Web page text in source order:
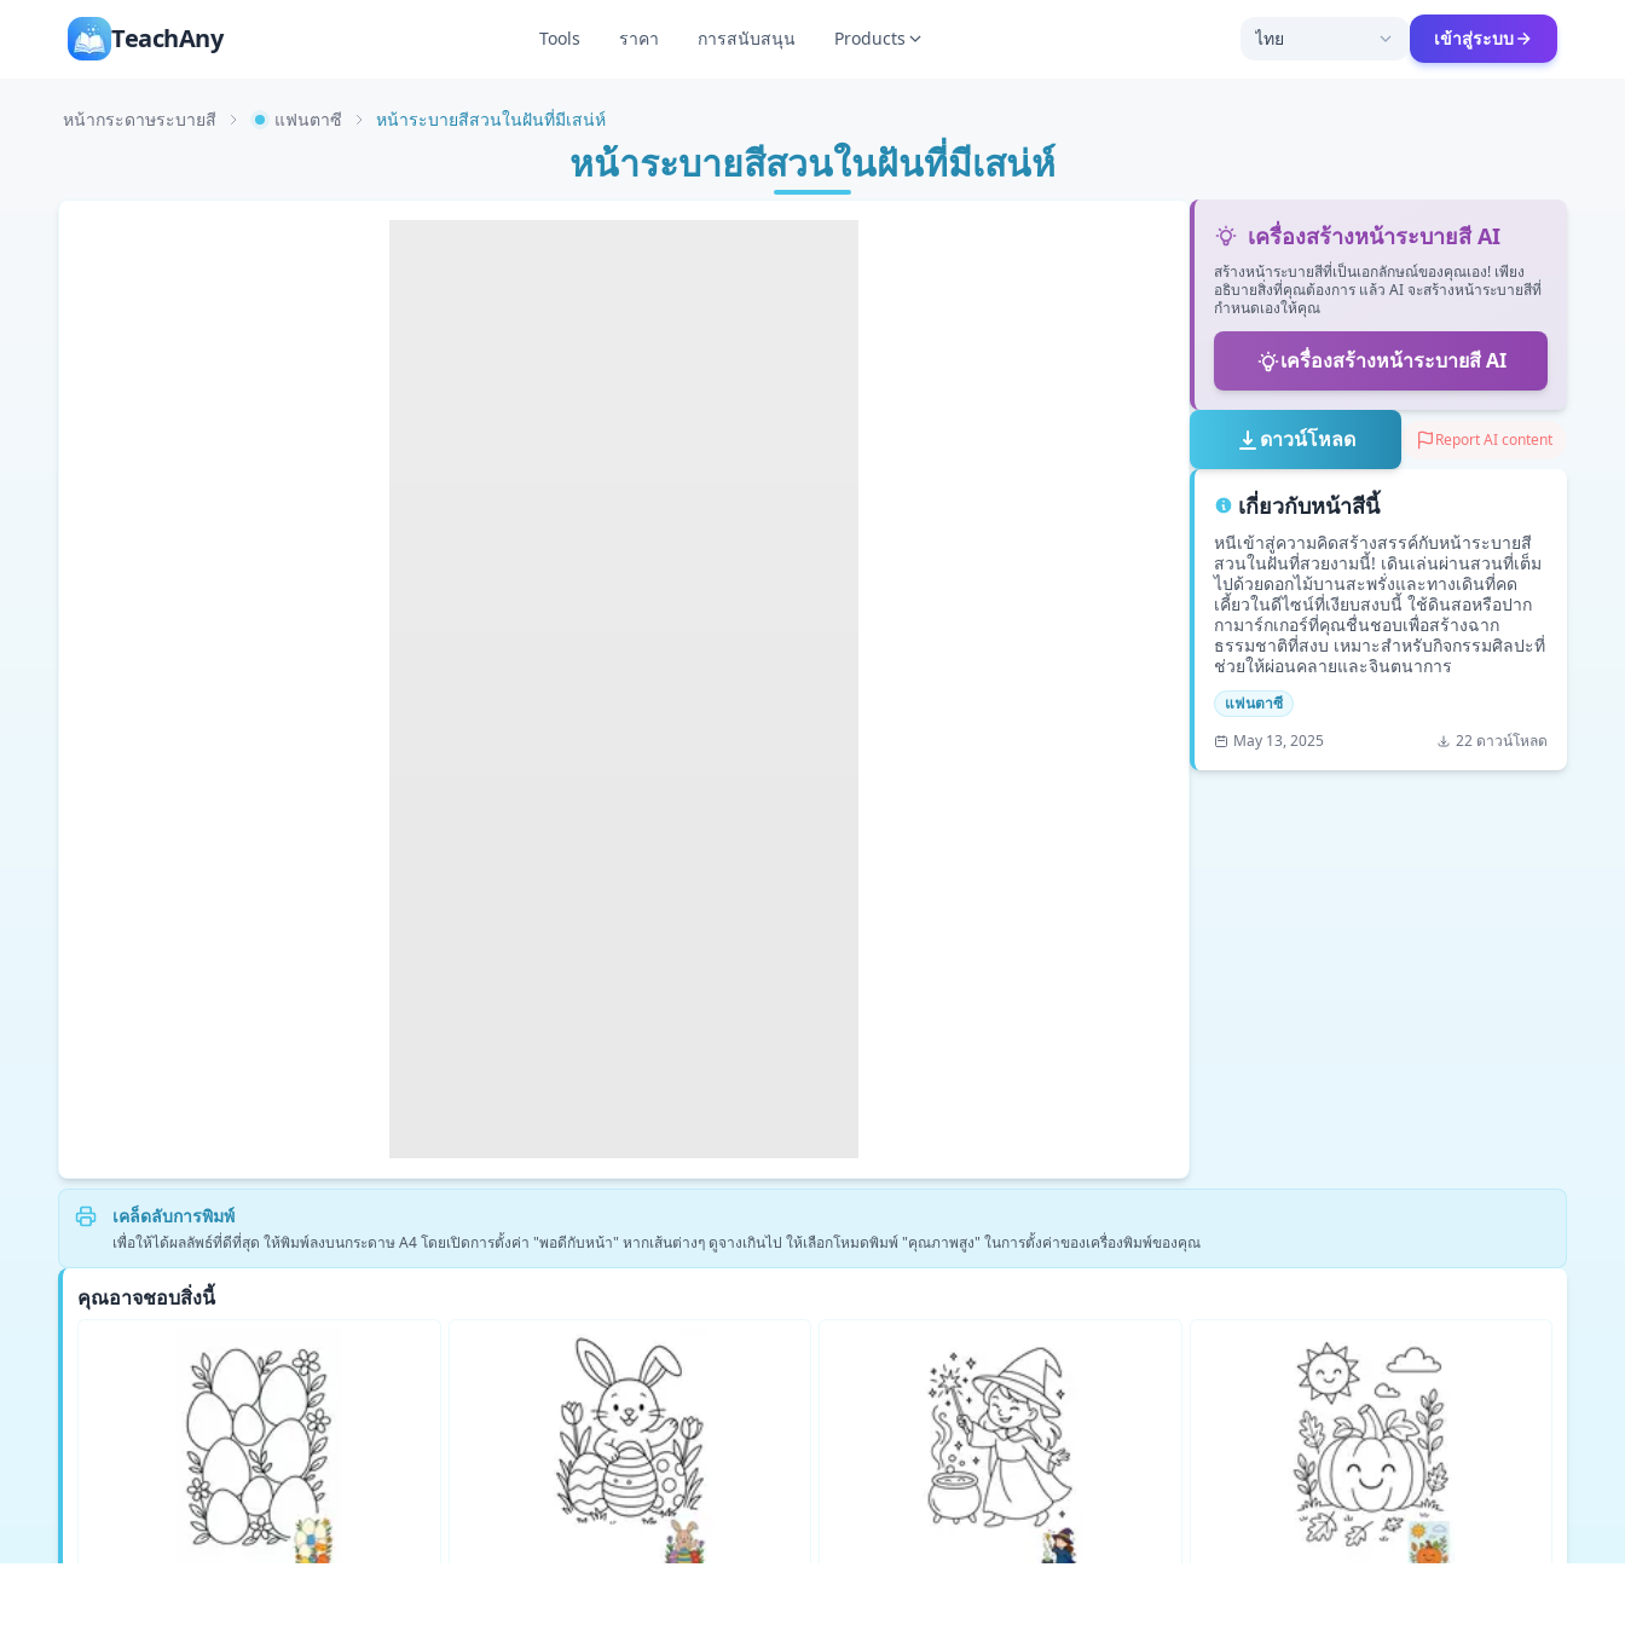
TeachAny Tools ราคา การสนับสนุน Products ไทย เข้าสู่ระบบ
หน้ากระดาษระบายสี แฟนตาซี หน้าระบายสีสวนในฝันที่มีเสน่ห์
หน้าระบายสีสวนในฝันที่มีเสน่ห์
เครื่องสร้างหน้าระบายสี AI
สร้างหน้าระบายสีที่เป็นเอกลักษณ์ของคุณเอง! เพียง
อธิบายสิ่งที่คุณต้องการ แล้ว AI จะสร้างหน้าระบายสีที่
กำหนดเองให้คุณ
เครื่องสร้างหน้าระบายสี AI
ดาวน์โหลด Report AI content
เกี่ยวกับหน้าสีนี้
หนีเข้าสู่ความคิดสร้างสรรค์กับหน้าระบายสี
สวนในฝันที่สวยงามนี้! เดินเล่นผ่านสวนที่เต็ม
ไปด้วยดอกไม้บานสะพรั่งและทางเดินที่คด
เคี้ยวในดีไซน์ที่เงียบสงบนี้ ใช้ดินสอหรือปาก
กามาร์กเกอร์ที่คุณชื่นชอบเพื่อสร้างฉาก
ธรรมชาติที่สงบ เหมาะสำหรับกิจกรรมศิลปะที่
ช่วยให้ผ่อนคลายและจินตนาการ
แฟนตาซี
May 13, 2025
22 ดาวน์โหลด
เคล็ดลับการพิมพ์
เพื่อให้ได้ผลลัพธ์ที่ดีที่สุด ให้พิมพ์ลงบนกระดาษ A4 โดยเปิดการตั้งค่า "พอดีกับหน้า" หากเส้นต่างๆ ดูจางเกินไป ให้เลือกโหมดพิมพ์ "คุณภาพสูง" ในการตั้งค่าของเครื่องพิมพ์ของคุณ
คุณอาจชอบสิ่งนี้